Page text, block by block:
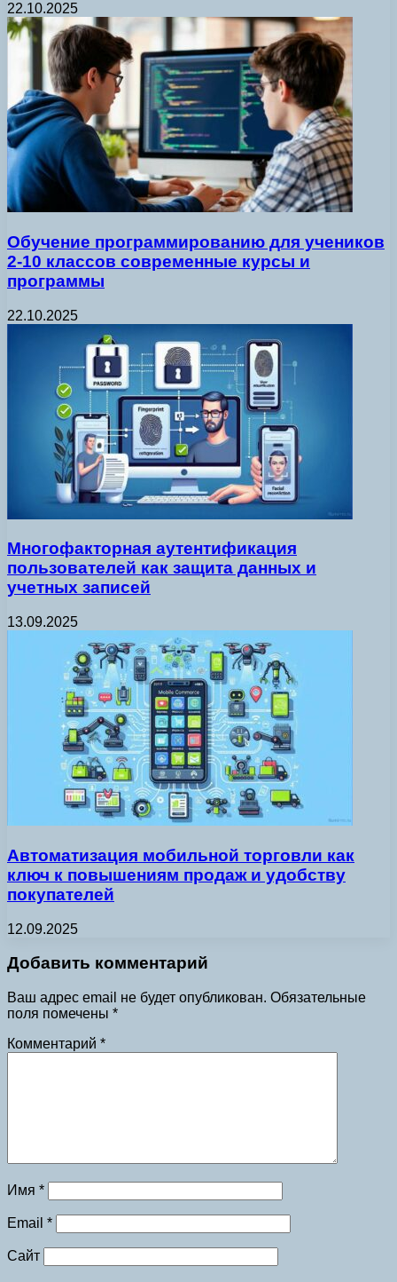
22.10.2025
Обучение программированию для учеников
2-10 классов современные курсы и
программы
22.10.2025
Многофакторная аутентификация
пользователей как защита данных и
учетных записей
13.09.2025
Автоматизация мобильной торговли как
ключ к повышениям продаж и удобству
покупателей
12.09.2025
Добавить комментарий
Ваш адрес email не будет опубликован. Обязательные
поля помечены *
Комментарий *
Имя *
Email *
Сайт